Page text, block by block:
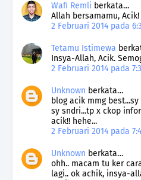
Wafi Remli berkata…
Allah bersamamu,
2 Februari 2014 pada
Tetamu Istimewa
Insya-Allah, Acik.
2 Februari 2014 pada
Unknown berkata…
blog acik mmg
sy sndri...tp x ckop
acik!! hehe...
2 Februari 2014 pada
Unknown berkata…
ohh.. macam tu ker
lagi.. ok achik, insya-